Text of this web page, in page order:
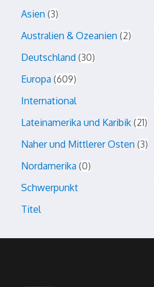
Asien 3
Australien & Ozeanien 2
Deutschland 30
Europa 609
International
Lateinamerika und Karibik 21
Naher und Mittlerer Osten 3
Nordamerika 0
Schwerpunkt
Titel